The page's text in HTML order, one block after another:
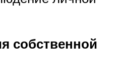
собственной